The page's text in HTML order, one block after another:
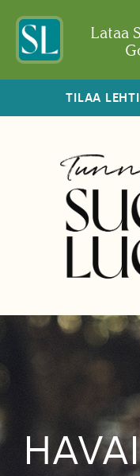
Lataa
TILAA LEHTI